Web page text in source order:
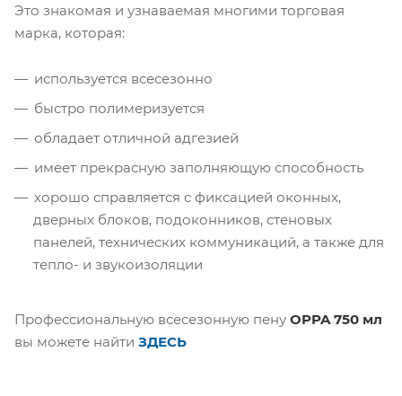
Это знакомая и узнаваемая многими торговая
марка, которая:
используется всесезонно
быстро полимеризуется
обладает отличной адгезией
имеет прекрасную заполняющую способность
хорошо справляется с фиксацией оконных,
дверных блоков, подоконников, стеновых
панелей, технических коммуникаций, а также для
тепло- и звукоизоляции
Профессиональную всесезонную пену OPPA 750 мл
вы можете найти ЗДЕСЬ